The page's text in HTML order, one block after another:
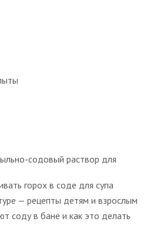
содовый раствор для
горох в соде для супа
— рецепты детям и взрослым
соду в бане и как это делать